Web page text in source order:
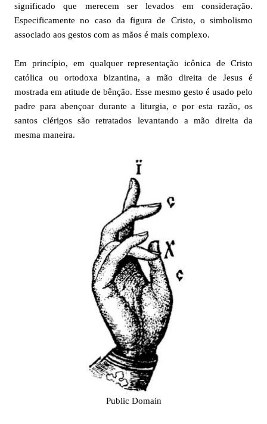
significado que merecem ser levados em consideração.
Especificamente no caso da figura de Cristo, o simbolismo
associado aos gestos com as mãos é mais complexo.
Em princípio, em qualquer representação icônica de Cristo
católica ou ortodoxa bizantina, a mão direita de Jesus é
mostrada em atitude de bênção. Esse mesmo gesto é usado pelo
padre para abençoar durante a liturgia, e por esta razão, os
santos clérigos são retratados levantando a mão direita da
mesma maneira.
Public Domain